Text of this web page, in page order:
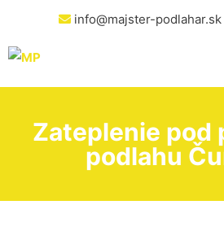
info@majster-podlahar.sk
Zateplenie pod
podlahu